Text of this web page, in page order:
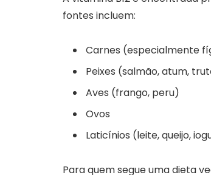
fontes incluem:
Carnes (especialmente
Peixes (salmão, atum,
Aves (frango, peru)
Ovos
Laticínios (leite, queijo,
Para quem segue uma dieta